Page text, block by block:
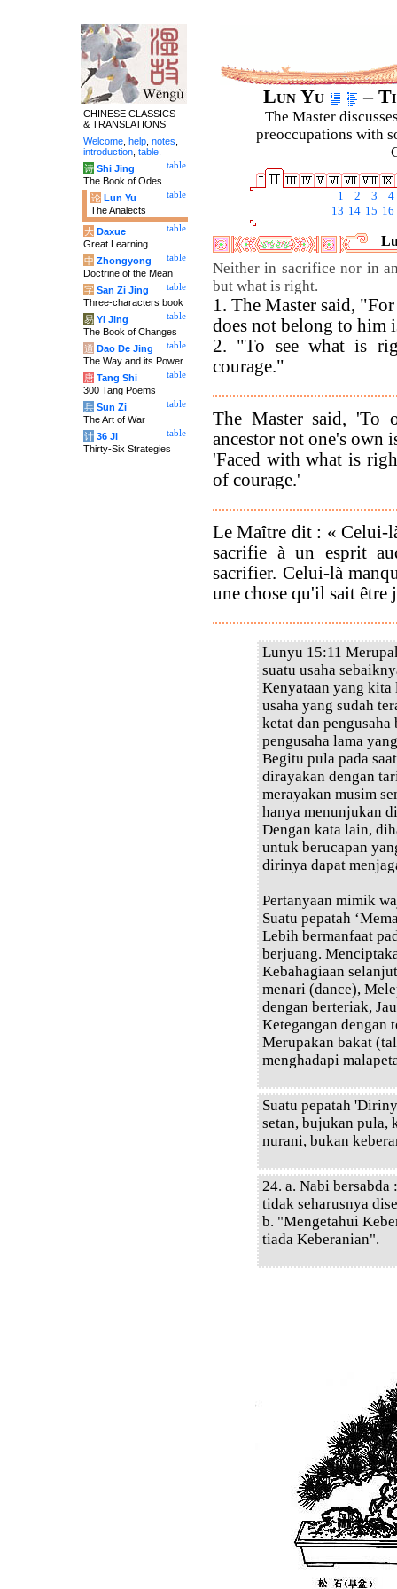
Lun Yu –
The Master
preoccupations with
1 2 3
4
13 14 15 16
Neither in sacrifice nor in
but what is right.
1. The Master said,
does not belong to him
2. "To see what is
courage."
The Master said, 'To
ancestor not one's own
'Faced with what is
of courage.'
Le Maître dit : « Celui-
sacrifie à un esprit
sacrifier. Celui-là
une chose qu'il sait être
Lunyu 15:11
suatu usaha
Kenyataan yang
usaha yang sudah
ketat dan
pengusaha lama
Begitu pula pada
dirayakan dengan
merayakan musim
hanya menunjukan
Dengan kata lain,
untuk berucapan
dirinya dapat
Pertanyaan mimik
Suatu pepatah
Lebih bermanfaat
berjuang.
Kebahagiaan
menari (dance),
dengan berteriak,
Ketegangan dengan
Merupakan bakat
menghadapi
Suatu pepatah
setan, bujukan pula,
nurani, bukan
24. a. Nabi
tidak seharusnya
b. "Mengetahui
tiada Keberanian".
CHINESE CLASSICS
& TRANSLATIONS
Welcome help notes
introduction table
table
诗 Shi Jing
The Book of Odes
table
论 Lun Yu
The Analects
table
大 Daxue
Great Learning
table
中 Zhongyong
Doctrine of the Mean
table
字 San Zi Jing
Three-characters book
table
易 Yi Jing
The Book of Changes
table
道 Dao De Jing
The Way and its Power
table
唐 Tang Shi
300 Tang Poems
table
兵 Sun Zi
The Art of War
table
计 36 Ji
Thirty-Six Strategies